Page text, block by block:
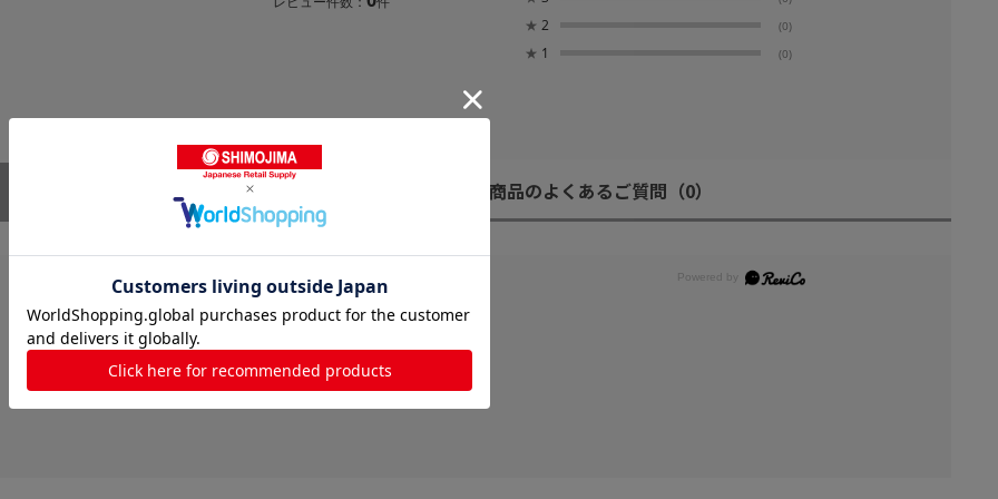
★ 2 (0)
★ 1 (0)
商品のよくあるご質問 （0）
レビューはありません。